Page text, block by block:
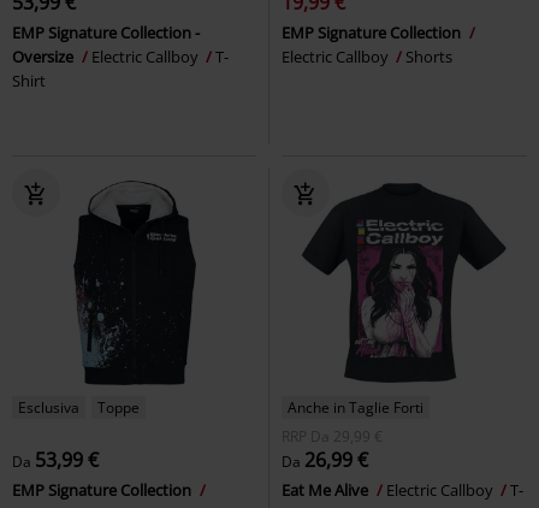
EMP Signature Collection -
Oversize
Electric Callboy
T-
Shirt
EMP Signature Collection
Electric Callboy
Shorts
Esclusiva Toppe
Da 53,99 €
EMP Signature Collection
Anche in Taglie Forti
RRP
Da 29,99 €
Da 26,99 €
Eat Me Alive Electric Callboy
T-